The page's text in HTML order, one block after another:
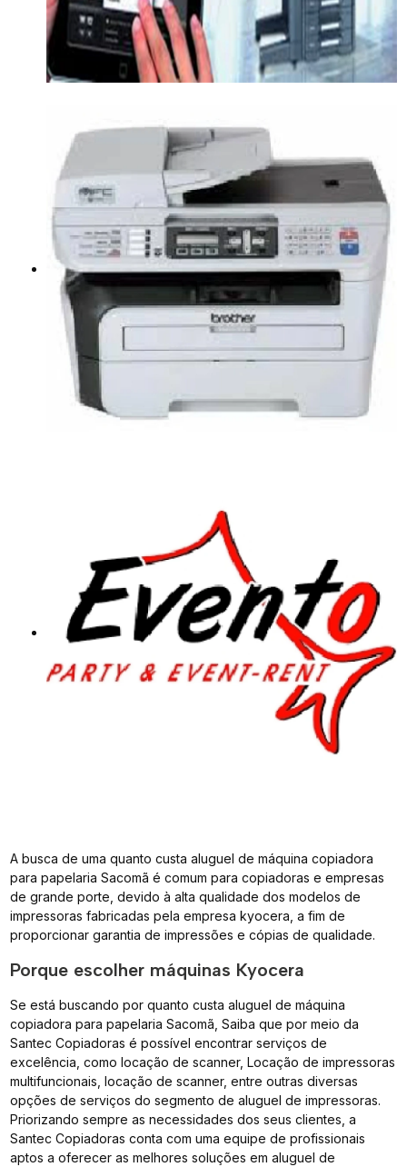
A busca de uma quanto custa aluguel de máquina copiadora
para papelaria Sacomã é comum para copiadoras e empresas
de grande porte, devido à alta qualidade dos modelos de
impressoras fabricadas pela empresa kyocera, a fim de
proporcionar garantia de impressões e cópias de qualidade.
Porque escolher máquinas Kyocera
Se está buscando por quanto custa aluguel de máquina
copiadora para papelaria Sacomã, Saiba que por meio da
Santec Copiadoras é possível encontrar serviços de
excelência, como locação de scanner, Locação de impressoras
multifuncionais, locação de scanner, entre outras diversas
opções de serviços do segmento de aluguel de impressoras.
Priorizando sempre as necessidades dos seus clientes, a
Santec Copiadoras conta com uma equipe de profissionais
aptos a oferecer as melhores soluções em aluguel de